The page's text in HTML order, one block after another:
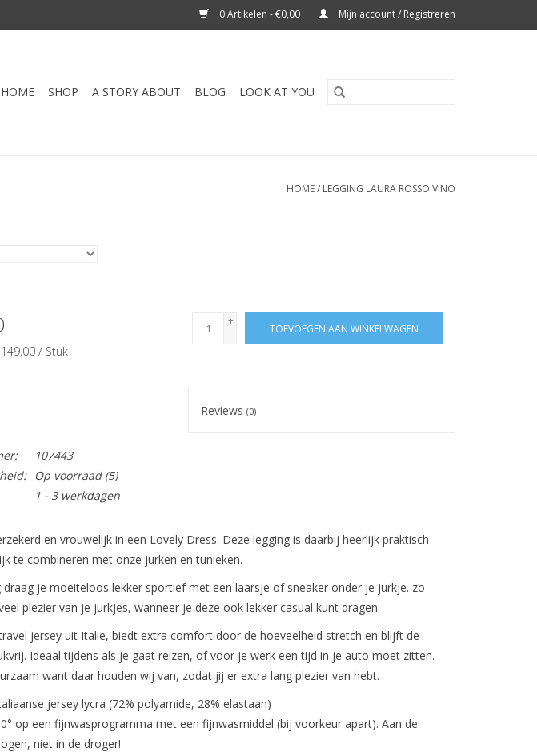
0 Artikelen - €0,00 Mijn account / Registreren
HOME SHOP A STORY ABOUT BLOG LOOK AT YOU
HOME/ LEGGING LAURA ROSSO VINO
/ Stuk
+
-
TOEVOEGEN AAN WINKELWAGEN
Reviews(0)
107443
Op voorraad(5)
1 - 3 werkdagen
en vrouwelijk in een Lovely Dress. Deze legging is daarbij heerlijk praktisch
te combineren met onze jurken en tunieken.
draag je moeiteloos lekker sportief met een laarsje of sneaker onder je jurkje. zo
plezier van je jurkjes, wanneer je deze ook lekker casual kunt dragen.
jersey uit Italie, biedt extra comfort door de hoeveelheid stretch en blijft de
Ideaal tijdens als je gaat reizen, of voor je werk een tijd in je auto moet zitten.
want daar houden wij van, zodat jij er extra lang plezier van hebt.
jersey lycra (72% polyamide, 28% elastaan)
op een fijnwasprogramma met een fijnwasmiddel (bij voorkeur apart). Aan de
niet in de droger!